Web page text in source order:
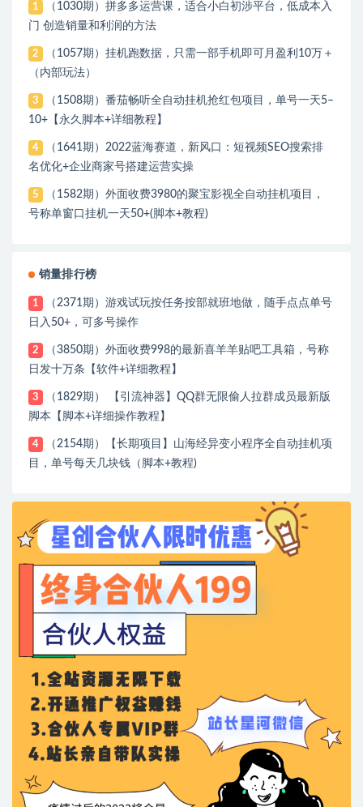
1
（1030期）拼多多运营课，适合小白初涉平台，低成本入
门 创造销量和利润的方法
2
（1057期）挂机跑数据，只需一部手机即可月盈利10万＋
（内部玩法）
3
（1508期）番茄畅听全自动挂机抢红包项目，单号一天5–
10+【永久脚本+详细教程】
4
（1641期）2022蓝海赛道，新风口：短视频SEO搜索排
名优化+企业商家号搭建运营实操
5
（1582期）外面收费3980的聚宝影视全自动挂机项目，
号称单窗口挂机一天50+(脚本+教程)
销量排行榜
1
（2371期）游戏试玩按任务按部就班地做，随手点点单号
日入50+，可多号操作
2
（3850期）外面收费998的最新喜羊羊贴吧工具箱，号称
日发十万条【软件+详细教程】
3
（1829期） 【引流神器】QQ群无限偷人拉群成员最新版
脚本【脚本+详细操作教程】
4
（2154期）【长期项目】山海经异变小程序全自动挂机项
目，单号每天几块钱（脚本+教程)